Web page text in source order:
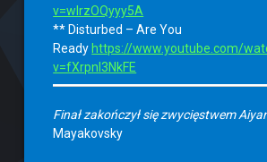
v=wIrzOQyyy5A
** Disturbed – Are You
Ready https://www.youtube.com/
v=fXrpnl3NkFE
Finał zakończył się zwycięstwem
Mayakovsky